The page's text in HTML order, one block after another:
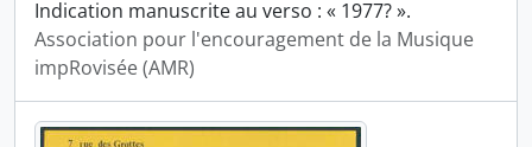
Indication manuscrite au verso : « 1977? ».
Association pour l'encouragement de la Musique
impRovisée (AMR)